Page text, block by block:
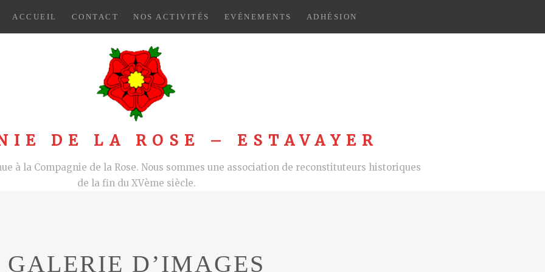
ACCUEIL CONTACT NOS ACTIVITÉS EVÉNEMENTS ADHÉSION
DE LA ROSE – ESTAVAYER
à la Compagnie de la Rose. Nous sommes une association de reconstituteurs historiques
de la fin du XVème siècle.
GALERIE D’IMAGES